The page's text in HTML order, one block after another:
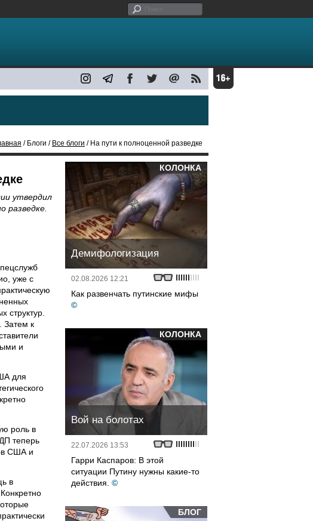
/ Блоги / Все блоги / На пути к полноценной разведке
утвердил
разведке.
уже с
структур.
Затем к
и
для
роль в
теперь
США и
в
КОЛОНКА
Демифологизация
02.08.2026 12:21
Как развенчать путинские мифы
©
КОЛОНКА
Вой на болотах
22.07.2026 13:53
Гарри Каспаров: В этой
ситуации Путину нужны какие-то
действия. ©
БЛОГ